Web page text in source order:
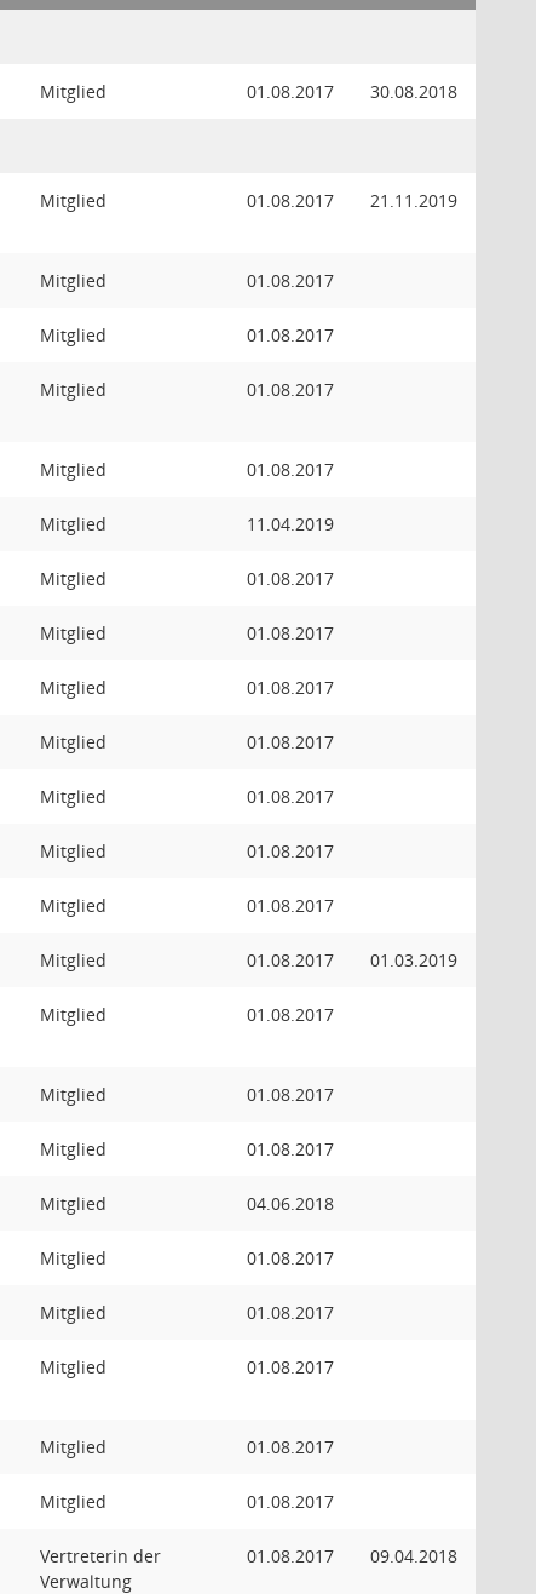
Mitglied 01.08.2017 30.08.2018
Mitglied 01.08.2017 21.11.2019
Mitglied 01.08.2017
Mitglied 01.08.2017
Mitglied 01.08.2017
Mitglied 01.08.2017
Mitglied 11.04.2019
Mitglied 01.08.2017
Mitglied 01.08.2017
Mitglied 01.08.2017
Mitglied 01.08.2017
Mitglied 01.08.2017
Mitglied 01.08.2017
Mitglied 01.08.2017
Mitglied 01.08.2017 01.03.2019
Mitglied 01.08.2017
Mitglied 01.08.2017
Mitglied 01.08.2017
Mitglied 04.06.2018
Mitglied 01.08.2017
Mitglied 01.08.2017
Mitglied 01.08.2017
Mitglied 01.08.2017
Mitglied 01.08.2017
Vertreterin der
Verwaltung
01.08.2017 09.04.2018